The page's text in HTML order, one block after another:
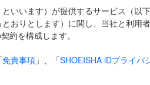
いいます）が提供するサービス（以
おりとします）に関し、当社と利用
約を構成します。
免責事項 」、「SHOEISHA iDプライバ